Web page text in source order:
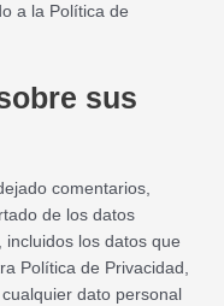
a la Política de
sus
comentarios,
de los datos
los datos que
Política de Privacidad,
dato personal